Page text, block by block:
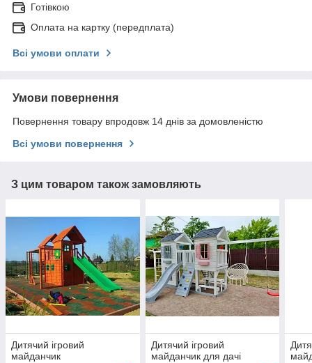
Готівкою
Оплата на картку (передплата)
Всі умови оплати
Умови повернення
Повернення товару впродовж 14 днів за домовленістю
Всі умови повернення
З цим товаром також замовляють
Дитячий ігровий
майданчик
Дитячий ігровий
майданчик для дачі